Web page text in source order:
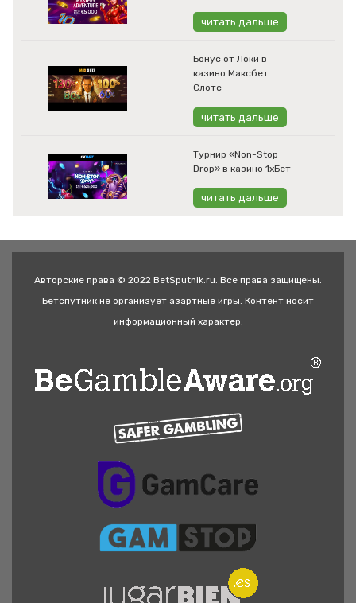
читать дальше
Бонус от Локи в
казино Максбет
Слотс
читать дальше
Турнир «Non-Stop
Drop» в казино 1хБет
читать дальше
Авторские права © 2022 BetSputnik.ru. Все права защищены.
Бетспутник не организует азартные игры. Контент носит
информационный характер.